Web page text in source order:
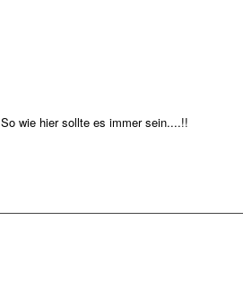
So wie hier sollte es immer sein....!!